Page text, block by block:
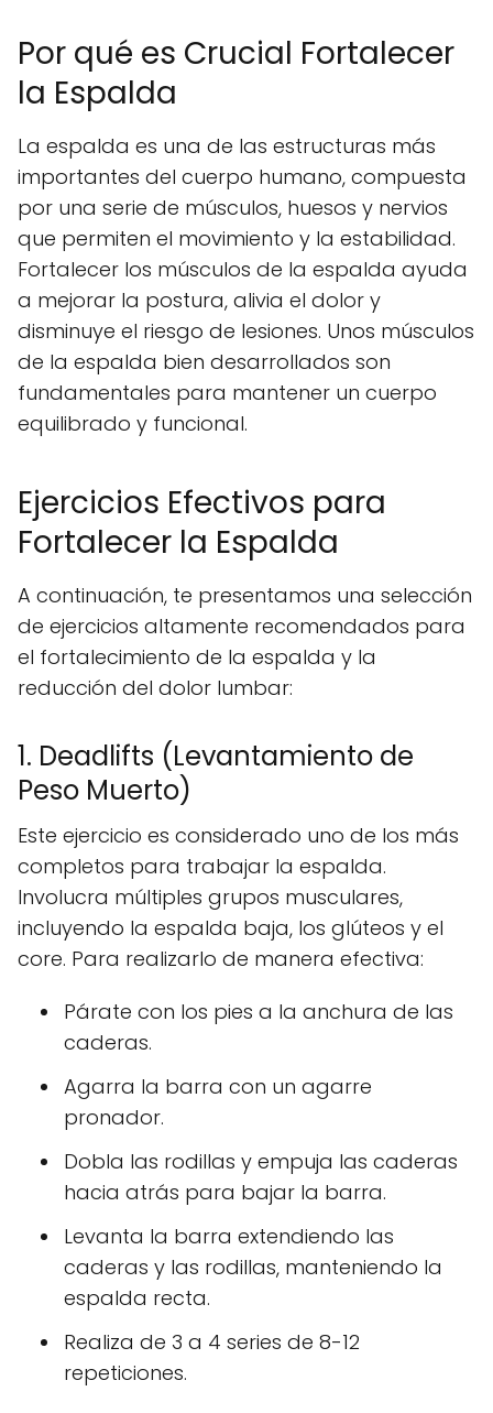
Por qué es Crucial Fortalecer
la Espalda
La espalda es una de las estructuras más
importantes del cuerpo humano, compuesta
por una serie de músculos, huesos y nervios
que permiten el movimiento y la estabilidad.
Fortalecer los músculos de la espalda ayuda
a mejorar la postura, alivia el dolor y
disminuye el riesgo de lesiones. Unos músculos
de la espalda bien desarrollados son
fundamentales para mantener un cuerpo
equilibrado y funcional.
Ejercicios Efectivos para
Fortalecer la Espalda
A continuación, te presentamos una selección
de ejercicios altamente recomendados para
el fortalecimiento de la espalda y la
reducción del dolor lumbar:
1. Deadlifts (Levantamiento de
Peso Muerto)
Este ejercicio es considerado uno de los más
completos para trabajar la espalda.
Involucra múltiples grupos musculares,
incluyendo la espalda baja, los glúteos y el
core. Para realizarlo de manera efectiva:
Párate con los pies a la anchura de las
caderas.
Agarra la barra con un agarre
pronador.
Dobla las rodillas y empuja las caderas
hacia atrás para bajar la barra.
Levanta la barra extendiendo las
caderas y las rodillas, manteniendo la
espalda recta.
Realiza de 3 a 4 series de 8-12
repeticiones.